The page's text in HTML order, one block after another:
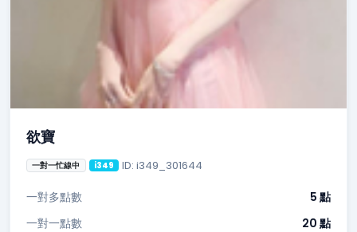
欲寶
一對一忙線中 i349 ID: i349_301644
一對多點數
5 點
一對一點數
20 點